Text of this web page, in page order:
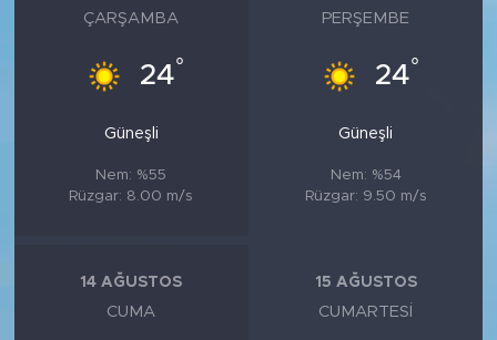
ÇARŞAMBA
24°
Güneşli
Nem: %55
Rüzgar: 8.00 m/s
PERŞEMBE
24°
Güneşli
Nem: %54
Rüzgar: 9.50 m/s
14 AĞUSTOS
CUMA
15 AĞUSTOS
CUMARTESI